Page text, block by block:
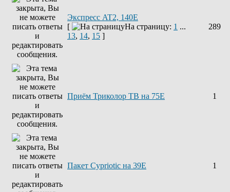
Экспресс AT2, 140E
[
На страницу: 1 ...
13, 14, 15 ]
289
Приём Триколор ТВ на 75Е 1
Пакет Cypriotic на 39Е 1